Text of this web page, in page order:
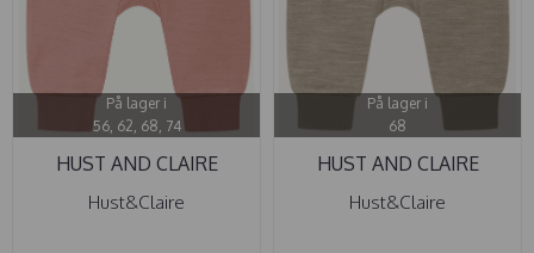
På lager i
56, 62, 68, 74
HUST AND CLAIRE
BUKSE ULL ...
Hust&Claire
På lager i
68
HUST AND CLAIRE
BUKSE ULL ...
Hust&Claire